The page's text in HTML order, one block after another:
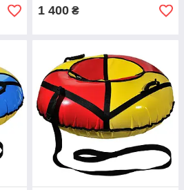
1 400 ₴